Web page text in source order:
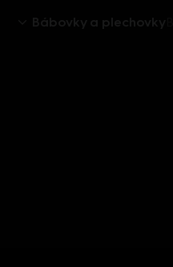
Bábovky a plechovky